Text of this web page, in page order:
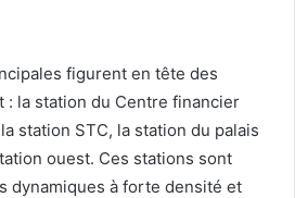
figurent en tête des
: la station du Centre financier
station STC, la station du palais
ouest. Ces stations sont
dynamiques à forte densité et